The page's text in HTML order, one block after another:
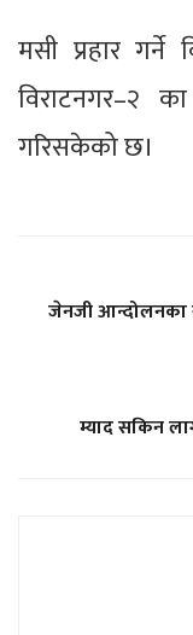
मसी प्रहार
विराटनगर–२
गरिसकेको छ।
जेनजी आन्दोलनका
म्याद सकिन